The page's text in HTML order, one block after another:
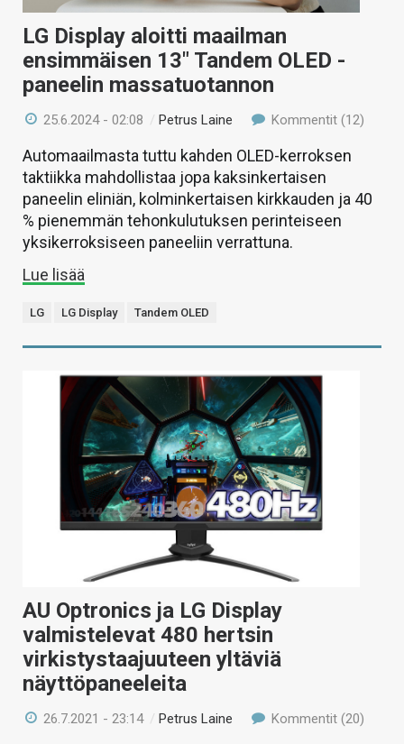
LG Display aloitti maailman
ensimmäisen 13″ Tandem OLED -
paneelin massatuotannon
25.6.2024 - 02:08 /Petrus Laine Kommentit (12)
Automaailmasta tuttu kahden OLED-kerroksen
taktiikka mahdollistaa jopa kaksinkertaisen
paneelin eliniän, kolminkertaisen kirkkauden ja 40
% pienemmän tehonkulutuksen perinteiseen
yksikerroksiseen paneeliin verrattuna.
Lue lisää
LG LG Display Tandem OLED
AU Optronics ja LG Display
valmistelevat 480 hertsin
virkistystaajuuteen yltäviä
näyttöpaneeleita
26.7.2021 - 23:14 /Petrus Laine Kommentit (20)